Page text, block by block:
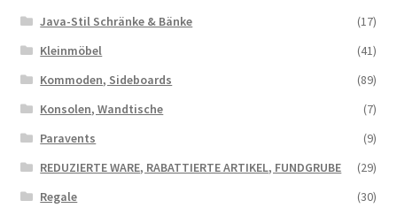
Java-Stil Schränke & Bänke
(17)
Kleinmöbel
(41)
Kommoden, Sideboards
(89)
Konsolen, Wandtische
(7)
Paravents
(9)
REDUZIERTE WARE, RABATTIERTE ARTIKEL, FUNDGRUBE
(29)
Regale
(30)